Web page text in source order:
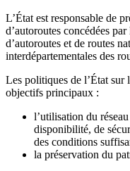
L’État est responsable de
d’autoroutes concédées
d’autoroutes et de routes
interdépartementales des
Les politiques de l’État sur
objectifs principaux :
l’utilisation du
disponibilité, de
des conditions
la préservation du